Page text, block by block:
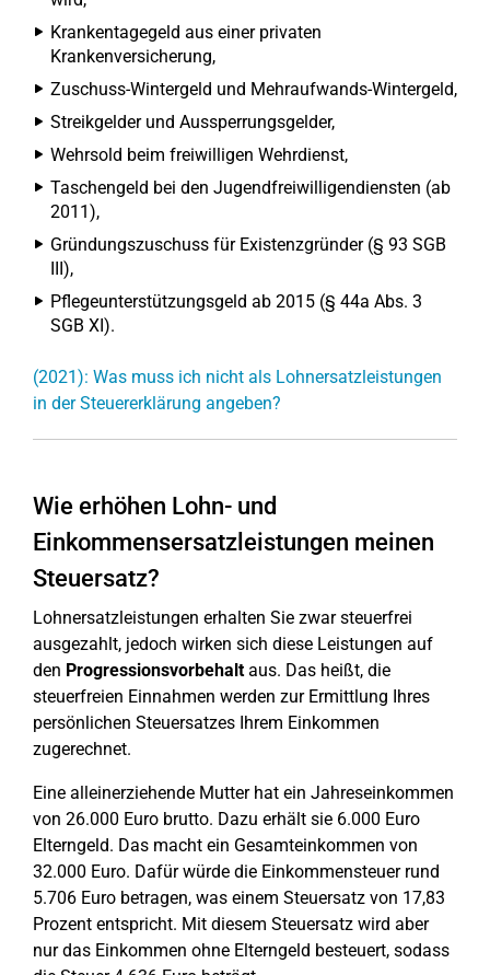
Krankentagegeld aus einer privaten
Krankenversicherung,
Zuschuss-Wintergeld und Mehraufwands-Wintergeld,
Streikgelder und Aussperrungsgelder,
Wehrsold beim freiwilligen Wehrdienst,
Taschengeld bei den Jugendfreiwilligendiensten (ab
2011),
Gründungszuschuss für Existenzgründer (§ 93 SGB
III),
Pflegeunterstützungsgeld ab 2015 (§ 44a Abs. 3
SGB XI).
(2021): Was muss ich nicht als Lohnersatzleistungen
in der Steuererklärung angeben?
Wie erhöhen Lohn- und
Einkommensersatzleistungen meinen
Steuersatz?
Lohnersatzleistungen erhalten Sie zwar steuerfrei
ausgezahlt, jedoch wirken sich diese Leistungen auf
den Progressionsvorbehaltaus. Das heißt, die
steuerfreien Einnahmen werden zur Ermittlung Ihres
persönlichen Steuersatzes Ihrem Einkommen
zugerechnet.
Eine alleinerziehende Mutter hat ein Jahreseinkommen
von 26.000 Euro brutto. Dazu erhält sie 6.000 Euro
Elterngeld. Das macht ein Gesamteinkommen von
32.000 Euro. Dafür würde die Einkommensteuer rund
5.706 Euro betragen, was einem Steuersatz von 17,83
Prozent entspricht. Mit diesem Steuersatz wird aber
nur das Einkommen ohne Elterngeld besteuert, sodass